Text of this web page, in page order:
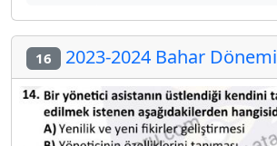
16 2023-2024 Bahar Dönemi